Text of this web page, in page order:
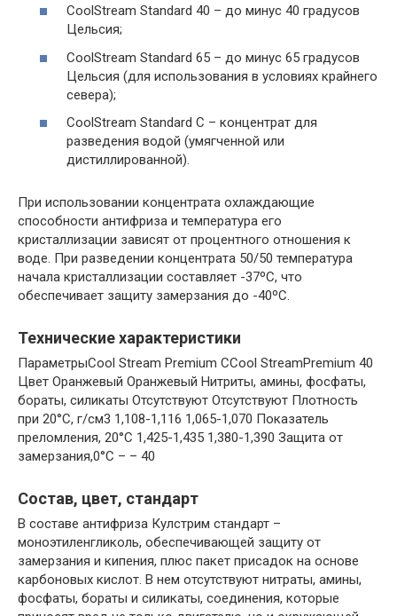
CoolStream Standard 40 – до минус 40 градусов
Цельсия;
CoolStream Standard 65 – до минус 65 градусов
Цельсия (для использования в условиях крайнего
севера);
CoolStream Standard С – концентрат для
разведения водой (умягченной или
дистиллированной).
При использовании концентрата охлаждающие
способности антифриза и температура его
кристаллизации зависят от процентного отношения к
воде. При разведении концентрата 50/50 температура
начала кристаллизации составляет -37ºС, что
обеспечивает защиту замерзания до -40ºС.
Технические характеристики
ПараметрыCool Stream Premium СCool StreamPremium 40
Цвет Оранжевый Оранжевый Нитриты, амины, фосфаты,
бораты, силикаты Отсутствуют Отсутствуют Плотность
при 20°С, г/см3 1,108-1,116 1,065-1,070 Показатель
преломления, 20°С 1,425-1,435 1,380-1,390 Защита от
замерзания,0°С – – 40
Состав, цвет, стандарт
В составе антифриза Кулстрим стандарт –
моноэтиленгликоль, обеспечивающей защиту от
замерзания и кипения, плюс пакет присадок на основе
карбоновых кислот. В нем отсутствуют нитраты, амины,
фосфаты, бораты и силикаты, соединения, которые